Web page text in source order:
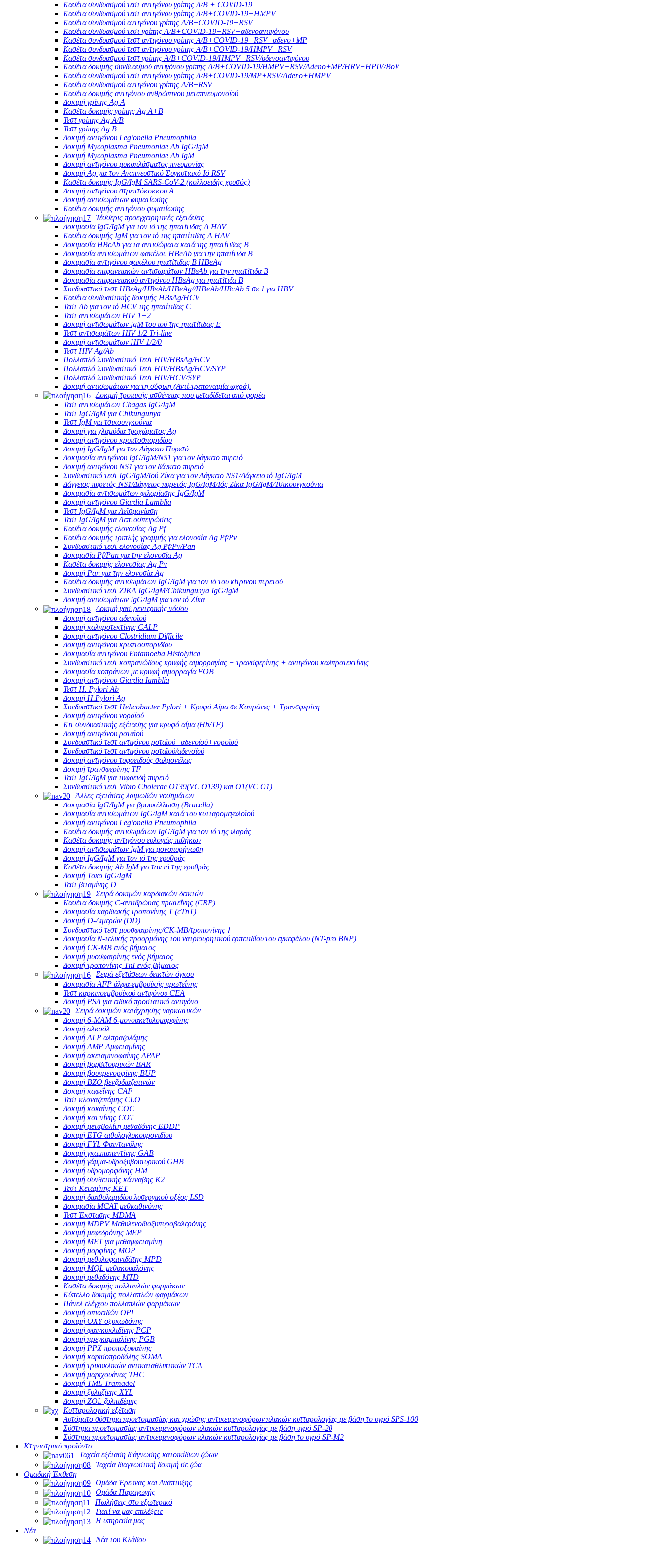
Κασέτα συνδυασμού τεστ αντιγόνου γρίπης A/B + COVID-19
Κασέτα συνδυασμού τεστ αντιγόνου γρίπης A/B+COVID-19+HMPV
Κασέτα συνδυασμού αντιγόνου γρίπης A/B+COVID-19+RSV
Κασέτα συνδυασμού τεστ γρίπης A/B+COVID-19+RSV+αδενοαντιγόνου
Κασέτα συνδυασμού τεστ αντιγόνου γρίπης A/B+COVID-19+RSV+αδενο+MP
Κασέτα συνδυασμού τεστ αντιγόνου γρίπης A/B+COVID-19/HMPV+RSV
Κασέτα συνδυασμού τεστ γρίπης A/B+COVID-19/HMPV+RSV/αδενοαντιγόνου
Κασέτα δοκιμής συνδυασμού αντιγόνου γρίπης A/B+COVID-19/HMPV+RSV/Adeno+MP/HRV+HPIV/BoV
Κασέτα συνδυασμού τεστ αντιγόνου γρίπης A/B+COVID-19/MP+RSV/Adeno+HMPV
Κασέτα συνδυασμού αντιγόνου γρίπης A/B+RSV
Κασέτα δοκιμής αντιγόνου ανθρώπινου μεταπνευμονοϊού
Δοκιμή γρίπης Ag A
Κασέτα δοκιμής γρίπης Ag A+B
Τεστ γρίπης Ag A/B
Τεστ γρίπης Ag B
Δοκιμή αντιγόνου Legionella Pneumophila
Δοκιμή Mycoplasma Pneumoniae Ab IgG/IgM
Δοκιμή Mycoplasma Pneumoniae Ab IgM
Δοκιμή αντιγόνου μυκοπλάσματος πνευμονίας
Δοκιμή Ag για τον Αναπνευστικό Συγκυτιακό Ιό RSV
Κασέτα δοκιμής IgG/IgM SARS-CoV-2 (κολλοειδής χρυσός)
Δοκιμή αντιγόνου στρεπτόκοκκου Α
Δοκιμή αντισωμάτων φυματίωσης
Κασέτα δοκιμής αντιγόνου φυματίωσης
Τέσσερις προεγχειρητικές εξετάσεις
Δοκιμασία IgG/IgM για τον ιό της ηπατίτιδας Α HAV
Κασέτα δοκιμής IgM για τον ιό της ηπατίτιδας Α HAV
Δοκιμασία HBcAb για τα αντισώματα κατά της ηπατίτιδας Β
Δοκιμασία αντισωμάτων φακέλου HBeAb για την ηπατίτιδα Β
Δοκιμασία αντιγόνου φακέλου ηπατίτιδας Β HBeAg
Δοκιμασία επιφανειακών αντισωμάτων HBsAb για την ηπατίτιδα Β
Δοκιμασία επιφανειακού αντιγόνου HBsAg για ηπατίτιδα Β
Συνδυαστικό τεστ HBsAg/HBsAb/HBeAg//HBeAb/HBcAb 5 σε 1 για HBV
Κασέτα συνδυαστικής δοκιμής HBsAg/HCV
Τεστ Ab για τον ιό HCV της ηπατίτιδας C
Τεστ αντισωμάτων HIV 1+2
Δοκιμή αντισωμάτων IgM του ιού της ηπατίτιδας Ε
Τεστ αντισωμάτων HIV 1/2 Tri-line
Δοκιμή αντισωμάτων HIV 1/2/0
Τεστ HIV Ag/Ab
Πολλαπλό Συνδυαστικό Τεστ HIV/HBsAg/HCV
Πολλαπλό Συνδυαστικό Τεστ HIV/HBsAg/HCV/SYP
Πολλαπλό Συνδυαστικό Τεστ HIV/HCV/SYP
Δοκιμή αντισωμάτων για τη σύφιλη (Αντί-τρεποναιμία ωχρά).
Δοκιμή τροπικής ασθένειας που μεταδίδεται από φορέα
Τεστ αντισωμάτων Chagas IgG/IgM
Τεστ IgG/IgM για Chikungunya
Τεστ IgM για τσικουνγκούνια
Δοκιμή για χλαμύδια τραχώματος Ag
Δοκιμή αντιγόνου κρυπτοσποριδίου
Δοκιμή IgG/IgM για τον Δάγκειο Πυρετό
Δοκιμασία αντιγόνου IgG/IgM/NS1 για τον δάγκειο πυρετό
Δοκιμή αντιγόνου NS1 για τον δάγκειο πυρετό
Συνδυαστικό τεστ IgG/IgM/Ιού Ζίκα για τον Δάγκειο NS1/Δάγκειο ιό IgG/IgM
Δάγγειος πυρετός NS1/Δάγγειος πυρετός IgG/IgM/Ιός Ζίκα IgG/IgM/Τσικουνγκούνια
Δοκιμασία αντισωμάτων φιλαρίασης IgG/IgM
Δοκιμή αντιγόνου Giardia Lamblia
Τεστ IgG/IgM για Λεϊσμανίαση
Τεστ IgG/IgM για Λεπτοσπειρώσεις
Κασέτα δοκιμής ελονοσίας Ag Pf
Κασέτα δοκιμής τριπλής γραμμής για ελονοσία Ag Pf/Pv
Συνδυαστικό τεστ ελονοσίας Ag Pf/Pv/Pan
Δοκιμασία Pf/Pan για την ελονοσία Ag
Κασέτα δοκιμής ελονοσίας Ag Pv
Δοκιμή Pan για την ελονοσία Ag
Κασέτα δοκιμής αντισωμάτων IgG/IgM για τον ιό του κίτρινου πυρετού
Συνδυαστικό τεστ ZIKA IgG/IgM/Chikungunya IgG/IgM
Δοκιμή αντισωμάτων IgG/IgM για τον ιό Ζίκα
Δοκιμή γαστρεντερικής νόσου
Δοκιμή αντιγόνου αδενοϊού
Δοκιμή καλπροτεκτίνης CALP
Δοκιμή αντιγόνου Clostridium Difficile
Δοκιμή αντιγόνου κρυπτοσποριδίου
Δοκιμασία αντιγόνου Entamoeba Histolytica
Συνδυαστικό τεστ κοπρανώδους κρυφής αιμορραγίας + τρανσφερίνης + αντιγόνου καλπροτεκτίνης
Δοκιμασία κοπράνων με κρυφή αιμορραγία FOB
Δοκιμή αντιγόνου Giardia Iamblia
Τεστ H. Pylori Ab
Δοκιμή H.Pylori Ag
Συνδυαστικό τεστ Helicobacter Pylori + Κρυφό Αίμα σε Κοπράνες + Τρανσφερίνη
Δοκιμή αντιγόνου νοροϊού
Κιτ συνδυαστικής εξέτασης για κρυφό αίμα (Hb/TF)
Δοκιμή αντιγόνου ροταϊού
Συνδυαστικό τεστ αντιγόνου ροταϊού+αδενοϊού+νοροϊού
Συνδυαστικό τεστ αντιγόνου ροταϊού/αδενοϊού
Δοκιμή αντιγόνου τυφοειδούς σαλμονέλας
Δοκιμή τρανσφερίνης TF
Τεστ IgG/IgM για τυφοειδή πυρετό
Συνδυαστικό τεστ Vibro Cholerae O139(VC O139) και O1(VC O1)
Άλλες εξετάσεις λοιμωδών νοσημάτων
Δοκιμασία IgG/IgM για βρουκέλλωση (Brucella)
Δοκιμασία αντισωμάτων IgG/IgM κατά του κυτταρομεγαλοϊού
Δοκιμή αντιγόνου Legionella Pneumophila
Κασέτα δοκιμής αντισωμάτων IgG/IgM για τον ιό της ιλαράς
Κασέτα δοκιμής αντιγόνου ευλογιάς πιθήκων
Δοκιμή αντισωμάτων IgM για μονοπυρήνωση
Δοκιμή IgG/IgM για τον ιό της ερυθράς
Κασέτα δοκιμής Ab IgM για τον ιό της ερυθράς
Δοκιμή Toxo IgG/IgM
Τεστ βιταμίνης D
Σειρά δοκιμών καρδιακών δεικτών
Κασέτα δοκιμής C-αντιδρώσας πρωτεΐνης (CRP)
Δοκιμασία καρδιακής τροπονίνης Τ (cTnT)
Δοκιμή D-Διμερών (DD)
Συνδυαστικό τεστ μυοσφαιρίνης/CK-MB/τροπονίνης Ⅰ
Δοκιμασία Ν-τελικής προορμόνης του νατριουρητικού ερπετιδίου του εγκεφάλου (NT-pro BNP)
Δοκιμή CK-MB ενός βήματος
Δοκιμή μυοσφαιρίνης ενός βήματος
Δοκιμή τροπονίνης TnI ενός βήματος
Σειρά εξετάσεων δεικτών όγκου
Δοκιμασία AFP άλφα-εμβρυϊκής πρωτεΐνης
Τεστ καρκινοεμβρυϊκού αντιγόνου CEA
Δοκιμή PSA για ειδικό προστατικό αντιγόνο
Σειρά δοκιμών κατάχρησης ναρκωτικών
Δοκιμή 6-MAM 6-μονοακετυλομορφίνης
Δοκιμή αλκοόλ
Δοκιμή ALP αλπραζολάμης
Δοκιμή AMP Αμφεταμίνης
Δοκιμή ακεταμινοφαίνης APAP
Δοκιμή βαρβιτουρικών BAR
Δοκιμή βουπρενορφίνης BUP
Δοκιμή BZO βενζοδιαζεπινών
Δοκιμή καφεΐνης CAF
Τεστ κλοναζεπάμης CLO
Δοκιμή κοκαΐνης COC
Δοκιμή κοτινίνης COT
Δοκιμή μεταβολίτη μεθαδόνης EDDP
Δοκιμή ETG αιθυλογλυκουρονιδίου
Δοκιμή FYL Φαιντανύλης
Δοκιμή γκαμπαπεντίνης GAB
Δοκιμή γάμμα-υδροξυβουτυρικού GHB
Δοκιμή υδρομορφόνης HM
Δοκιμή συνθετικής κάνναβης K2
Τεστ Κεταμίνης KET
Δοκιμή διαιθυλαμιδίου λυσεργικού οξέος LSD
Δοκιμασία MCAT μεθκαθινόνης
Τεστ Έκστασης MDMA
Δοκιμή MDPV Μεθυλενοδιοξυπυροβαλερόνης
Δοκιμή μεφεδρόνης MEP
Δοκιμή MET για μεθαμφεταμίνη
Δοκιμή μορφίνης MOP
Δοκιμή μεθυλοφαινιδάτης MPD
Δοκιμή MQL μεθακουαλόνης
Δοκιμή μεθαδόνης MTD
Κασέτα δοκιμής πολλαπλών φαρμάκων
Κύπελλο δοκιμής πολλαπλών φαρμάκων
Πάνελ ελέγχου πολλαπλών φαρμάκων
Δοκιμή οπιοειδών OPI
Δοκιμή OXY οξυκωδόνης
Δοκιμή φαινκυκλιδίνης PCP
Δοκιμή πρεγκαμπαλίνης PGB
Δοκιμή PPX προποξυφαίνης
Δοκιμή καρισοπροδόλης SOMA
Δοκιμή τρικυκλικών αντικαταθλιπτικών TCA
Δοκιμή μαριχουάνας THC
Δοκιμή TML Tramadol
Δοκιμή ξυλαζίνης XYL
Δοκιμή ZOL ζολπιδέμης
Κυτταρολογική εξέταση
Αυτόματο σύστημα προετοιμασίας και χρώσης αντικειμενοφόρων πλακών κυτταρολογίας με βάση το υγρό SPS-100
Σύστημα προετοιμασίας αντικειμενοφόρων πλακών κυτταρολογίας με βάση υγρό SP-20
Σύστημα προετοιμασίας αντικειμενοφόρων πλακών κυτταρολογίας με βάση το υγρό SP-M2
Κτηνιατρικά προϊόντα
Ταχεία εξέταση διάγνωσης κατοικίδιων ζώων
Ταχεία διαγνωστική δοκιμή σε ζώα
Ομαδική Έκθεση
Ομάδα Έρευνας και Ανάπτυξης
Ομάδα Παραγωγής
Πωλήσεις στο εξωτερικό
Γιατί να μας επιλέξετε
Η υπηρεσία μας
Νέα
Νέα του Κλάδου